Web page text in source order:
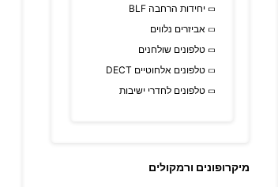
יחידות הרחבה BLF
אביזרים נלווים
טלפונים שולחנים
טלפונים אלחוטיים DECT
טלפונים לחדרי ישיבות
מיקרופונים ורמקולים